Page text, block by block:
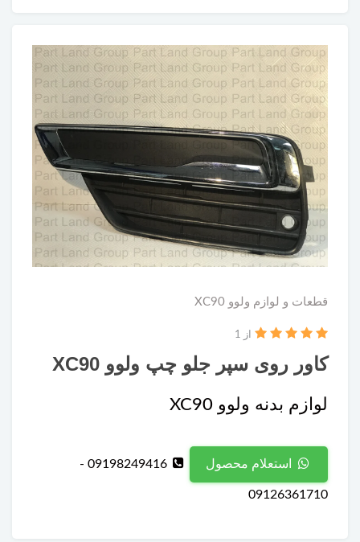
قطعات و لوازم ولوو XC90
کاور روی سپر جلو چپ ولوو XC90
از 1
لوازم بدنه ولوو XC90
استعلام محصول 09198249416 -
09126361710